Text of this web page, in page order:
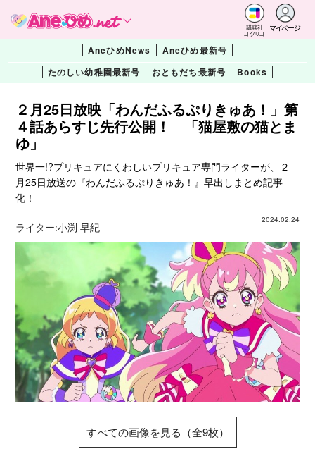
講談社
コクリコ
マイページ
AneひめNews
Aneひめ最新号
たのしい幼稚園最新号
おともだち最新号 Books
２月25日放映「わんだふるぷりきゅあ！」第
４話あらすじ先行公開！ 「猫屋敷の猫とま
ゆ」
世界一!?プリキュアにくわしいプリキュア専門ライターが、２
月25日放送の『わんだふるぷりきゅあ！』早出しまとめ記事
化！
2024.02.24
ライター:小渕 早紀
すべての画像を見る（全9枚）